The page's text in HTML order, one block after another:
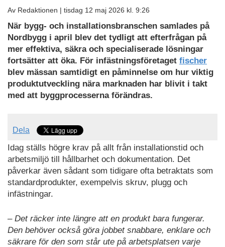
Av Redaktionen | tisdag 12 maj 2026 kl. 9:26
När bygg- och installationsbranschen samlades på
Nordbygg i april blev det tydligt att efterfrågan på
mer effektiva, säkra och specialiserade lösningar
fortsätter att öka. För infästningsföretaget fischer
blev mässan samtidigt en påminnelse om hur viktig
produktutveckling nära marknaden har blivit i takt
med att byggprocesserna förändras.
Dela
Idag ställs högre krav på allt från installationstid och
arbetsmiljö till hållbarhet och dokumentation. Det
påverkar även sådant som tidigare ofta betraktats som
standardprodukter, exempelvis skruv, plugg och
infästningar.
– Det räcker inte längre att en produkt bara fungerar.
Den behöver också göra jobbet snabbare, enklare och
säkrare för den som står ute på arbetsplatsen varje